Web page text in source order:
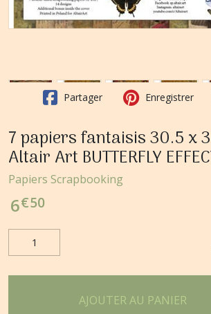
Partager Enregistrer
7 papiers fantaisis 30.5 x
Altair Art BUTTERFLY
Papiers Scrapbooking
6€50
AJOUTER AU PANIER